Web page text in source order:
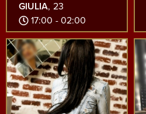
GIULIA, 23
17:00 - 02:00